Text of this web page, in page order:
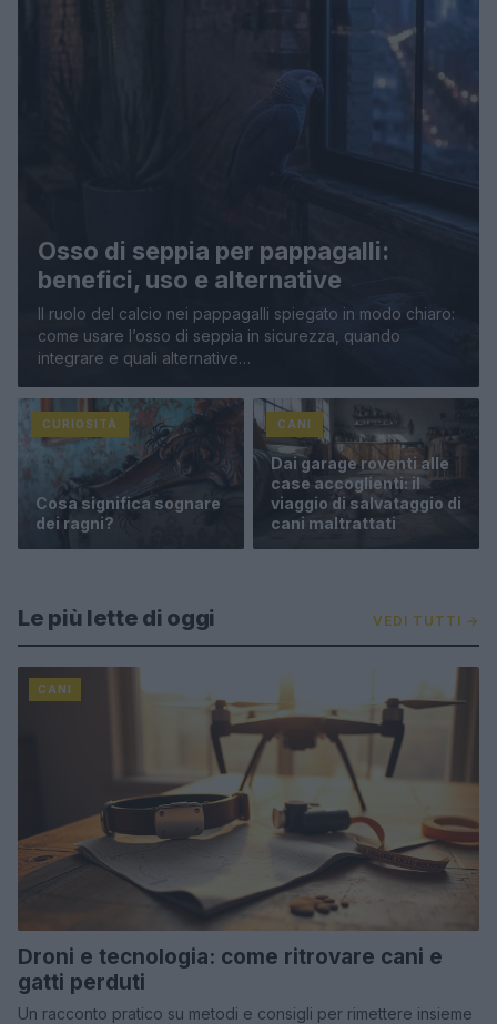
Osso di seppia per pappagalli:
benefici, uso e alternative
Il ruolo del calcio nei pappagalli spiegato in modo chiaro:
come usare l’osso di seppia in sicurezza, quando
integrare e quali alternative…
CURIOSITÀ
Cosa significa sognare
dei ragni?
CANI
Dai garage roventi alle
case accoglienti: il
viaggio di salvataggio di
cani maltrattati
Le più lette di oggi VEDI TUTTI →
CANI
Droni e tecnologia: come ritrovare cani e
gatti perduti
Un racconto pratico su metodi e consigli per rimettere insieme